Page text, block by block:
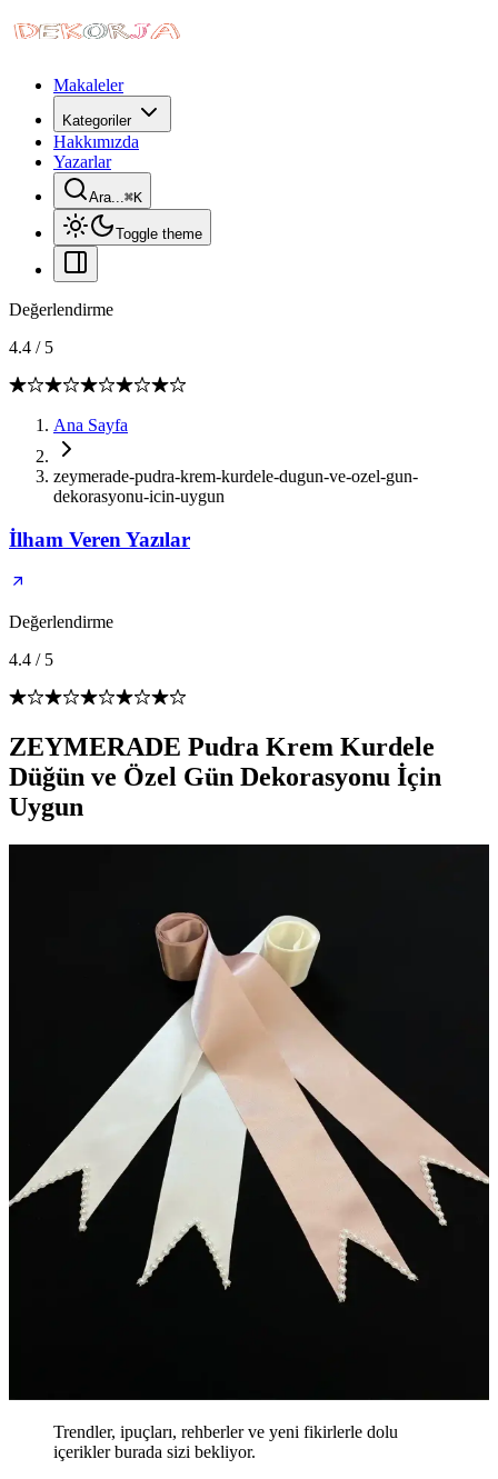
Makaleler
Kategoriler
Hakkımızda
Yazarlar
Ara...⌘K
Toggle theme
Değerlendirme
4.4 / 5
Ana Sayfa
zeymerade-pudra-krem-kurdele-dugun-ve-ozel-gun-
dekorasyonu-icin-uygun
İlham Veren Yazılar
Değerlendirme
4.4 / 5
ZEYMERADE Pudra Krem Kurdele
Düğün ve Özel Gün Dekorasyonu İçin
Uygun
Trendler, ipuçları, rehberler ve yeni fikirlerle dolu
içerikler burada sizi bekliyor.